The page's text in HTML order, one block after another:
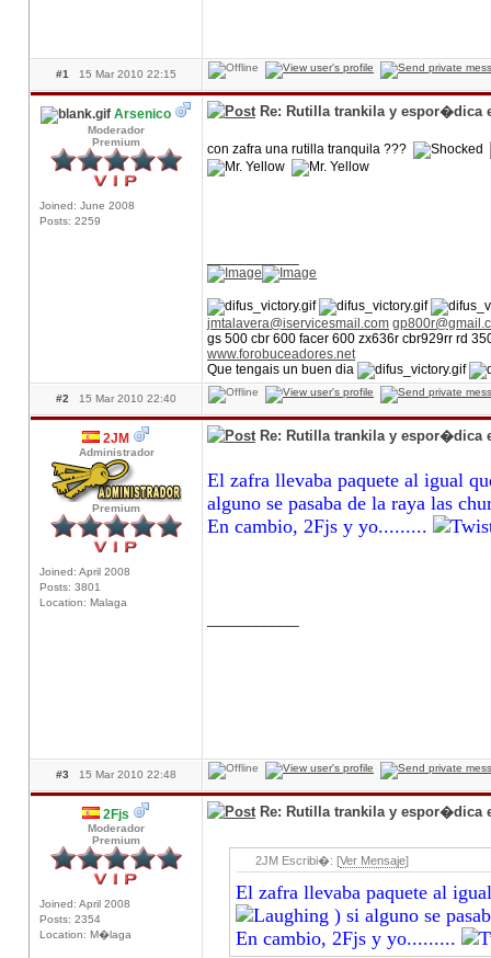
#1 15 Mar 2010 22:15
Arsenico
Moderador
Premium
Joined: June 2008
Posts: 2259
Re: Rutilla trankila y espor�dica
con zafra una rutilla tranquila ???
jmtalavera@iservicesmail.com
gs 500 cbr 600 facer 600 zx636r cbr929rr rd
www.forobuceadores.net
Que tengais un buen dia
#2 15 Mar 2010 22:40
2JM
Administrador
Premium
Joined: April 2008
Posts: 3801
Location: Malaga
Re: Rutilla trankila y espor�dica
El zafra llevaba paquete al igual
alguno se pasaba de la raya las
En cambio, 2Fjs y yo.........
#3 15 Mar 2010 22:48
2Fjs
Moderador
Premium
Joined: April 2008
Posts: 2354
Location: M�laga
Re: Rutilla trankila y espor�dica
2JM Escribi�: [Ver Mensaje]
El zafra llevaba paquete al
) si alguno se
En cambio, 2Fjs y yo.........